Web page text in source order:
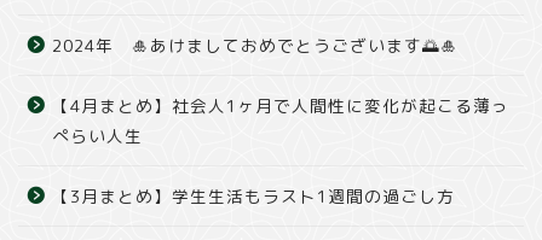
2024年 🎍あけましておめでとうございます🌅🎍
【4月まとめ】社会人1ヶ月で人間性に変化が起こる薄っ
ぺらい人生
【3月まとめ】学生生活もラスト1週間の過ごし方